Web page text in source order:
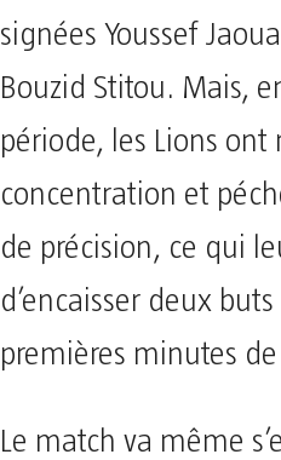
signées Youssef
Bouzid Stitou. Mais,
période, les Lions
concentration et
de précision, ce qui
d’encaisser deux
premières minutes
Le match va même